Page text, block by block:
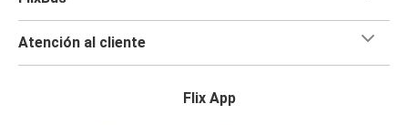
Atención al cliente
Flix App